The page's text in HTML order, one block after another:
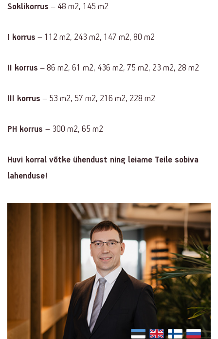
Soklikorrus – 48 m2, 145 m2
I korrus – 112 m2, 243 m2, 147 m2, 80 m2
II korrus – 86 m2, 61 m2, 436 m2, 75 m2, 23 m2, 28 m2
III korrus – 53 m2, 57 m2, 216 m2, 228 m2
PH korrus – 300 m2, 65 m2
Huvi korral võtke ühendust ning leiame Teile sobiva
lahenduse!